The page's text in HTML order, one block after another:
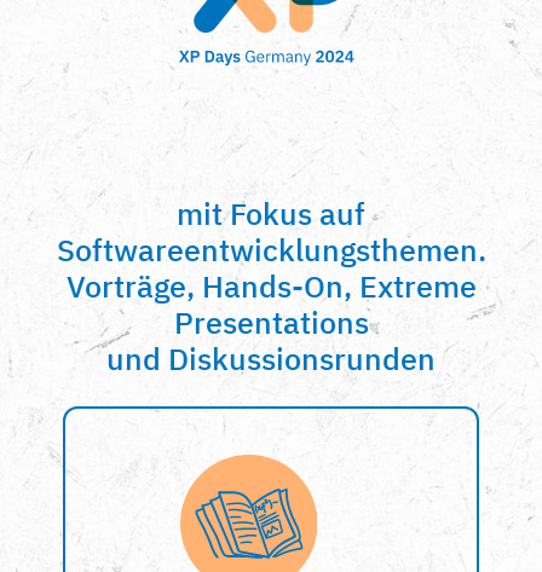
mit Fokus auf
Softwareentwicklungsthemen.
Vorträge, Hands-On, Extreme
Presentations
und Diskussionsrunden